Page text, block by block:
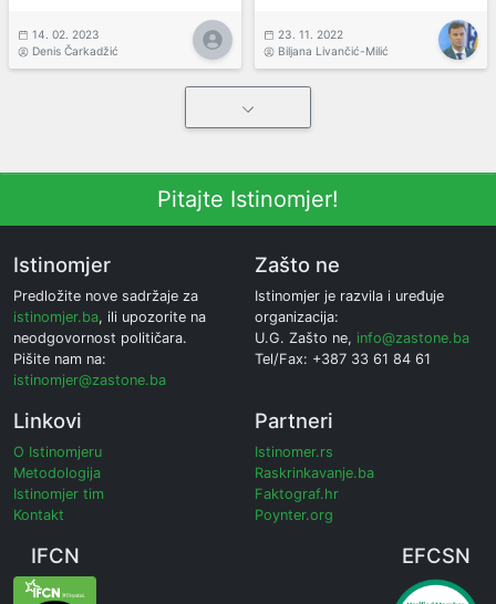
14. 02. 2023
Denis Čarkadžić
23. 11. 2022
Biljana Livančić-Milić
Pitajte Istinomjer!
Istinomjer
Predložite nove sadržaje za
istinomjer.ba, ili upozorite na
neodgovornost političara.
Pišite nam na:
istinomjer@zastone.ba
Zašto ne
Istinomjer je razvila i uređuje
organizacija:
U.G. Zašto ne, info@zastone.ba
Tel/Fax: +387 33 61 84 61
Linkovi
O Istinomjeru
Metodologija
Istinomjer tim
Kontakt
Partneri
Istinomer.rs
Raskrinkavanje.ba
Faktograf.hr
Poynter.org
IFCN EFCSN